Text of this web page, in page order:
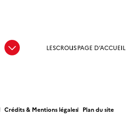
LESCROUSPAGE D’ACCUEIL
Crédits & Mentions légales Plan du site